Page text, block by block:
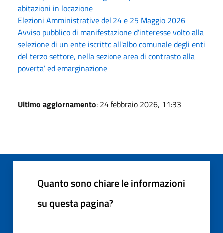
abitazioni in locazione
Elezioni Amministrative del 24 e 25 Maggio 2026
Avviso pubblico di manifestazione d'interesse volto alla
selezione di un ente iscritto all'albo comunale degli enti
del terzo settore, nella sezione area di contrasto alla
poverta’ ed emarginazione
Ultimo aggiornamento: 24 febbraio 2026, 11:33
Quanto sono chiare le informazioni
su questa pagina?